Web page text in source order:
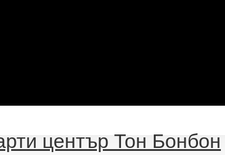
център Тон Бонбон